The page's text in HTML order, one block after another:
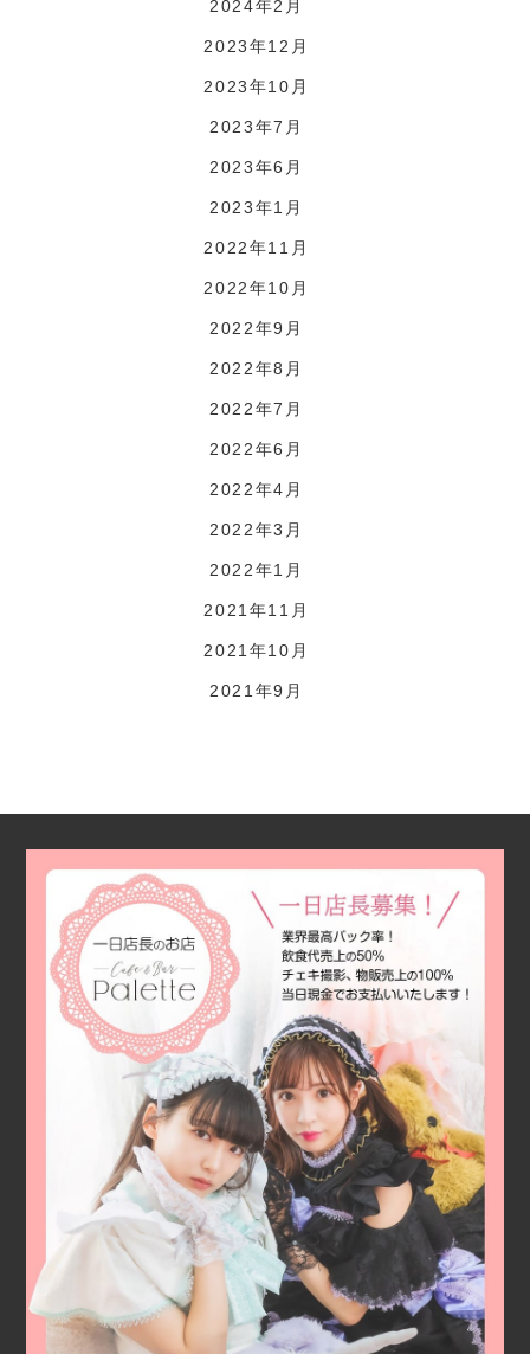
2024年2月
2023年12月
2023年10月
2023年7月
2023年6月
2023年1月
2022年11月
2022年10月
2022年9月
2022年8月
2022年7月
2022年6月
2022年4月
2022年3月
2022年1月
2021年11月
2021年10月
2021年9月